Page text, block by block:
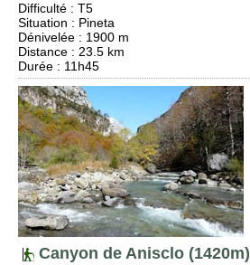
Difficulté : T5
Situation : Pineta
Dénivelée : 1900 m
Distance : 23.5 km
Durée : 11h45
Canyon de Anisclo (1420m)